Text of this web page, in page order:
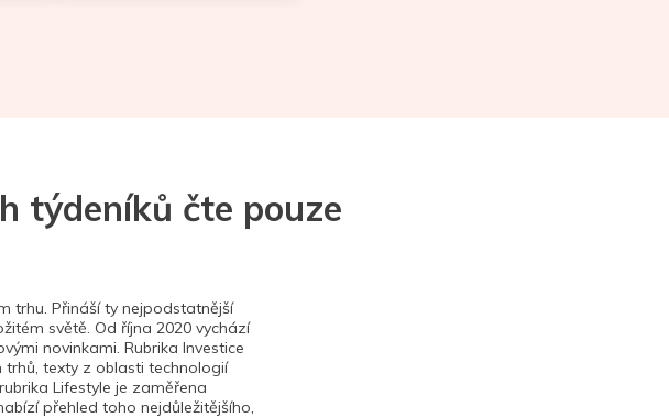
týdeníků čte pouze
trhu. Přináší ty nejpodstatnější
světě. Od října 2020 vychází
novinkami. Rubrika Investice
texty z oblasti technologií
Lifestyle je zaměřena
přehled toho nejdůležitějšího,